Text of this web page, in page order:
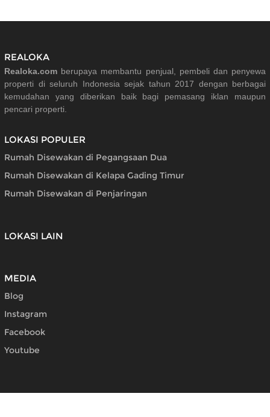
REALOKA
Realoka.com berupaya membantu penjual, pembeli dan penyewa
properti di seluruh Indonesia sejak tahun 2017 dengan berbagai
kemudahan yang diberikan baik bagi pemasang iklan maupun
pencari properti.
LOKASI POPULER
Rumah Disewakan di Pegangsaan Dua
Rumah Disewakan di Kelapa Gading Timur
Rumah Disewakan di Penjaringan
LOKASI LAIN
MEDIA
Blog
Instagram
Facebook
Youtube